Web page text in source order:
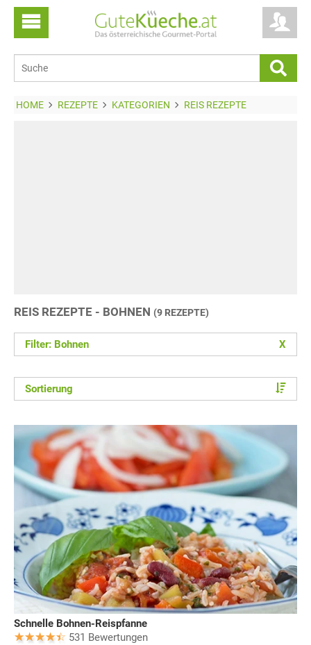
HOME REZEPTE KATEGORIEN REIS REZEPTE
REIS REZEPTE - BOHNEN (9 REZEPTE)
Filter: Bohnen X
Sortierung
Schnelle Bohnen-Reispfanne
531 Bewertungen